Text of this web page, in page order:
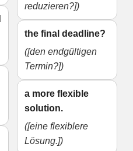
reduzieren?])
the final deadline?
([den endgültigen
Termin?])
a more flexible
solution.
([eine flexiblere
Lösung.])